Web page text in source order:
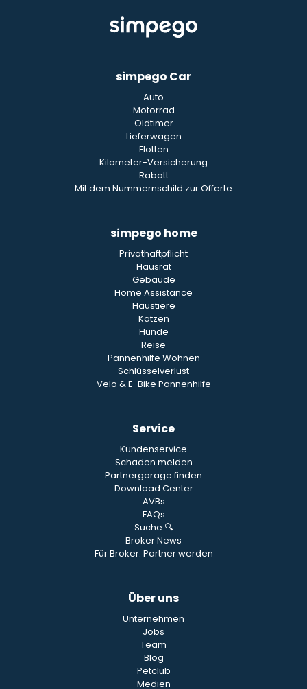
simpego Car
Auto
Motorrad
Oldtimer
Lieferwagen
Flotten
Kilometer-Versicherung
Rabatt
Mit dem Nummernschild zur Offerte
simpego home
Privathaftpflicht
Hausrat
Gebäude
Home Assistance
Haustiere
Katzen
Hunde
Reise
Pannenhilfe Wohnen
Schlüsselverlust
Velo & E-Bike Pannenhilfe
Service
Kundenservice
Schaden melden
Partnergarage finden
Download Center
AVBs
FAQs
Suche 🔍
Broker News
Für Broker: Partner werden
Über uns
Unternehmen
Jobs
Team
Blog
Petclub
Medien